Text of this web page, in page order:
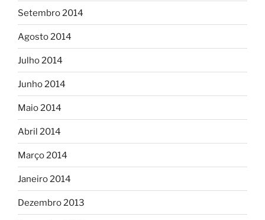
Setembro 2014
Agosto 2014
Julho 2014
Junho 2014
Maio 2014
Abril 2014
Março 2014
Janeiro 2014
Dezembro 2013